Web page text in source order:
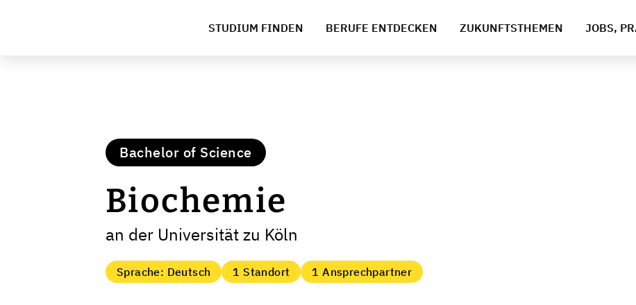
STUDIUM FINDEN BERUFE ENTDECKEN ZUKUNFTSTHEMEN JOBS,
Bachelor of Science
Biochemie
an der Universität zu Köln
Sprache: Deutsch 1 Standort 1 Ansprechpartner